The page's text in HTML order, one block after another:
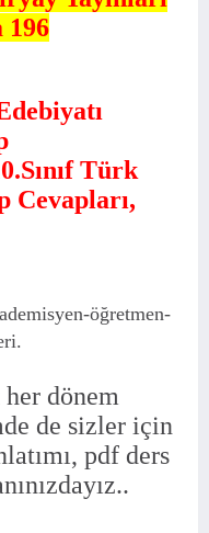
196
Türk
Cevapları,
öğretmen-
dönem
de sizler için
pdf ders